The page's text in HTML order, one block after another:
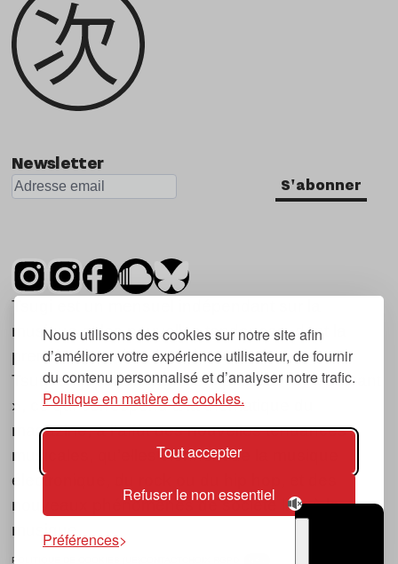
Nous utilisons des cookies sur notre site afin
d’améliorer votre expérience utilisateur, de fournir
du contenu personnalisé et d’analyser notre trafic.
Politique en matière de cookies.
Tout accepter
Refuser le non essentiel
Préférences
Newsletter
S'abonner
Tsugi est un mensuel indépendant sur la
musique et les nouvelles tendances, dont la
première parution date de 2007.
Tsugi en japonais signifie « prochain », « suivant
», ce qui correspond à la thématique du
magazine, à l’affût des nouvelles tendances
musicales, qu’elles viennent de la musique
électronique, du rock ou du hip hop, et des
nouveaux phénomènes de société liés à la
musique.
POLITIQUE DE COOKIES (UE)